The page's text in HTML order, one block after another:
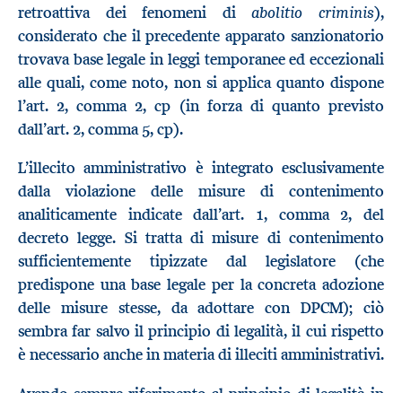
retroattiva dei fenomeni diabolitio criminis),
considerato che il precedente apparato sanzionatorio
trovava base legale in leggi temporanee ed eccezionali
alle quali, come noto, non si applica quanto dispone
l’art. 2, comma 2, cp (in forza di quanto previsto
dall’art. 2, comma 5, cp).
L’illecito amministrativo è integrato esclusivamente
dalla violazione delle misure di contenimento
analiticamente indicate dall’art. 1, comma 2, del
decreto legge. Si tratta di misure di contenimento
sufficientemente tipizzate dal legislatore (che
predispone una base legale per la concreta adozione
delle misure stesse, da adottare con DPCM); ciò
sembra far salvo il principio di legalità, il cui rispetto
è necessario anche in materia di illeciti amministrativi.